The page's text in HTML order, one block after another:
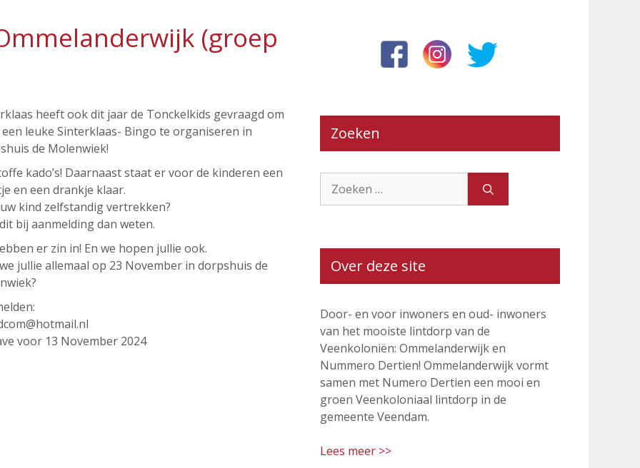
(groep
heeft ook dit jaar de Tonckelkids gevraagd om
leuke Sinterklaas- Bingo te organiseren in
de Molenwiek!
kado’s! Daarnaast staat er voor de kinderen een
en een drankje klaar.
kind zelfstandig vertrekken?
bij aanmelding dan weten.
er zin in! En we hopen jullie ook.
jullie allemaal op 23 November in dorpshuis de
voor 13 November 2024
Zoeken
naar:
Over deze site
Door- en voor inwoners en oud- inwoners
van het mooiste lintdorp van de
Veenkoloniën: Ommelanderwijk en
Nummero Dertien! Ommelanderwijk vormt
samen met Numero Dertien een mooi en
groen Veenkoloniaal lintdorp in de
gemeente Veendam.
Lees meer >>